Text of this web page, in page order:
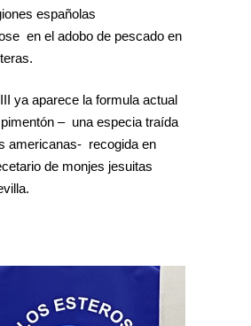
españolas
en el adobo de pescado en
ya aparece la formula actual
– una especia traída
americanas- recogida en
de monjes jesuitas